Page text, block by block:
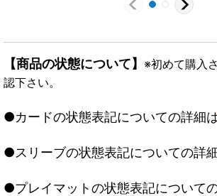
【商品の状態について】 ※初めて購入
認下さい。
●カードの状態表記についての詳細
●スリーブの状態表記についての詳
●プレイマットの状態表記について